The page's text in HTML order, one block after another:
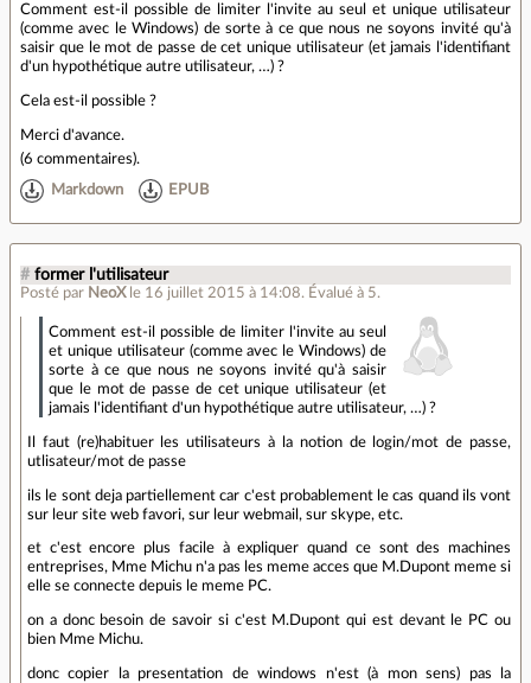
Comment est-il possible de limiter l'invite au seul et unique utilisateur
(comme avec le Windows) de sorte à ce que nous ne soyons invité qu'à
saisir que le mot de passe de cet unique utilisateur (et jamais l'identifiant
d'un hypothétique autre utilisateur, …) ?
Cela est-il possible ?
Merci d'avance.
(6 commentaires).
Markdown EPUB
# former l'utilisateur
Posté par NeoX le 16 juillet 2015 à 14:08. Évalué à 5.
Comment est-il possible de limiter l'invite au seul
et unique utilisateur (comme avec le Windows) de
sorte à ce que nous ne soyons invité qu'à saisir
que le mot de passe de cet unique utilisateur (et
jamais l'identifiant d'un hypothétique autre utilisateur, …) ?
Il faut (re)habituer les utilisateurs à la notion de login/mot de passe,
utlisateur/mot de passe
ils le sont deja partiellement car c'est probablement le cas quand ils vont
sur leur site web favori, sur leur webmail, sur skype, etc.
et c'est encore plus facile à expliquer quand ce sont des machines
entreprises, Mme Michu n'a pas les meme acces que M.Dupont meme si
elle se connecte depuis le meme PC.
on a donc besoin de savoir si c'est M.Dupont qui est devant le PC ou
bien Mme Michu.
donc copier la presentation de windows n'est (à mon sens) pas la